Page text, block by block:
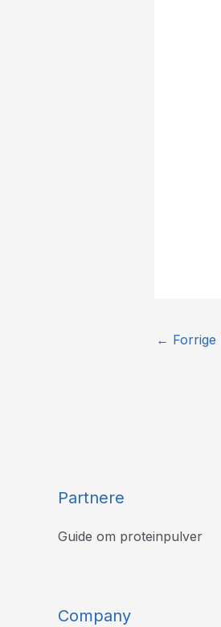
←
Partnere
Guide om proteinpulver
Company